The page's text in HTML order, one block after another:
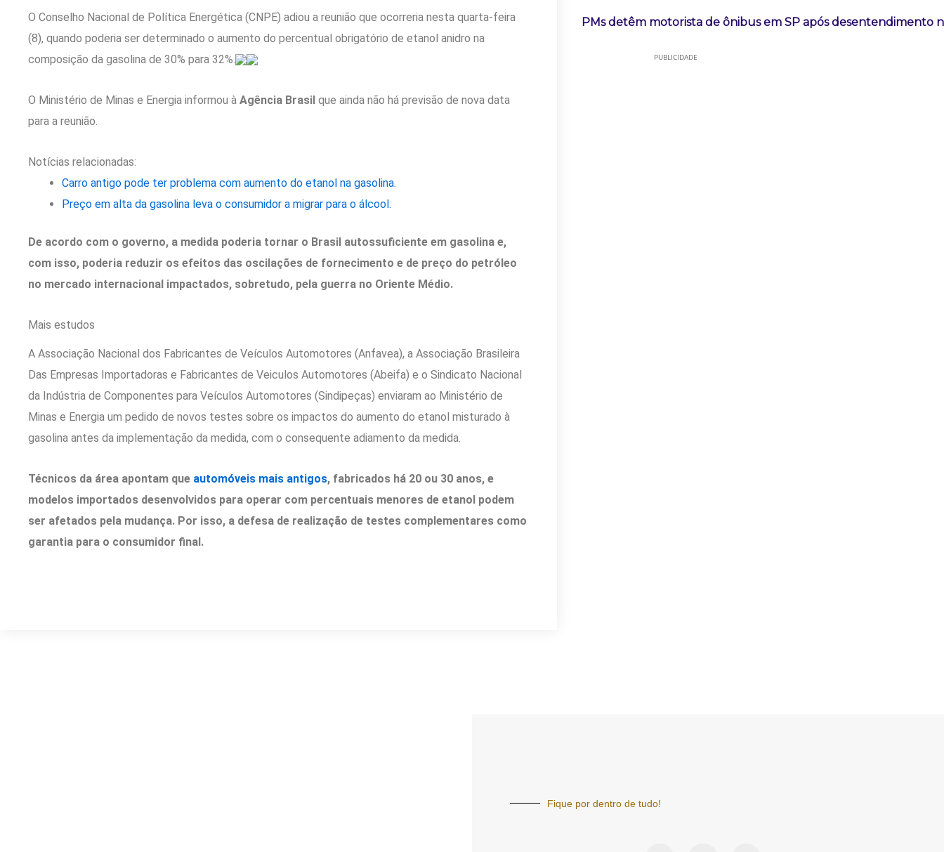
O Conselho Nacional de Política Energética (CNPE) adiou a reunião que ocorreria nesta quarta-feira
(8), quando poderia ser determinado o aumento do percentual obrigatório de etanol anidro na
composição da gasolina de 30% para 32%.
O Ministério de Minas e Energia informou à Agência Brasil que ainda não há previsão de nova data
para a reunião.
Notícias relacionadas:
Carro antigo pode ter problema com aumento do etanol na gasolina.
Preço em alta da gasolina leva o consumidor a migrar para o álcool.
De acordo com o governo, a medida poderia tornar o Brasil autossuficiente em gasolina e,
com isso, poderia reduzir os efeitos das oscilações de fornecimento e de preço do petróleo
no mercado internacional impactados, sobretudo, pela guerra no Oriente Médio.
Mais estudos
A Associação Nacional dos Fabricantes de Veículos Automotores (Anfavea), a Associação Brasileira
Das Empresas Importadoras e Fabricantes de Veiculos Automotores (Abeifa) e o Sindicato Nacional
da Indústria de Componentes para Veículos Automotores (Sindipeças) enviaram ao Ministério de
Minas e Energia um pedido de novos testes sobre os impactos do aumento do etanol misturado à
gasolina antes da implementação da medida, com o consequente adiamento da medida.
Técnicos da área apontam que automóveis mais antigos, fabricados há 20 ou 30 anos, e
modelos importados desenvolvidos para operar com percentuais menores de etanol podem
ser afetados pela mudança. Por isso, a defesa de realização de testes complementares como
garantia para o consumidor final.
PMs detêm motorista de ônibus em SP após desentendimento
PUBLICIDADE
Fique por dentro de tudo!